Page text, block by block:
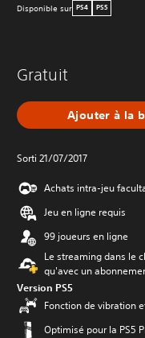
Disponible sur PS4 PS5
Gratuit
Ajouter à la
Sorti 21/07/2017
Achats intra-jeu
Jeu en ligne requis
99 joueurs en ligne
Le streaming dans le
qu'avec un
Version PS5
Fonction de vibration
Optimisé pour la PS5